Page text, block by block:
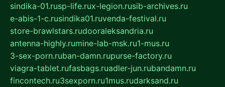
sindika-01.rusp-life.rux-legion.rusib-archives.ru
e-abis-1-c.rusindika01.ruvenda-festival.ru
store-brawlstars.rudooraleksandria.ru
antenna-highly.rumine-lab-msk.ru1-mus.ru
3-sex-porn.ruban-damn.rupurse-factory.ru
viagra-tablet.rufasbags.ruadler-jun.rubandamn.ru
fincontech.ru3sexporn.ru1mus.rudarksand.ru